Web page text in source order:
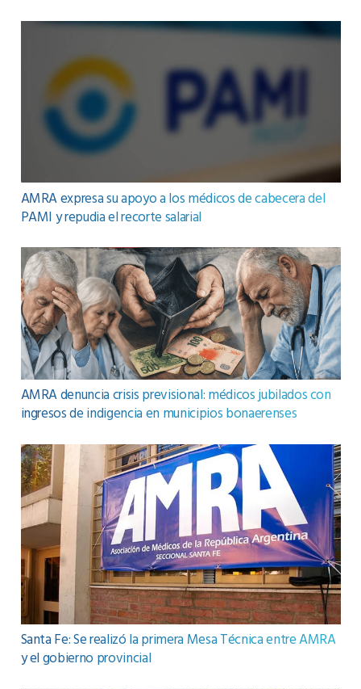
AMRA expresa su apoyo a los médicos de cabecera del
PAMI y repudia el recorte salarial
AMRA denuncia crisis previsional: médicos jubilados con
ingresos de indigencia en municipios bonaerenses
Santa Fe: Se realizó la primera Mesa Técnica entre AMRA
y el gobierno provincial